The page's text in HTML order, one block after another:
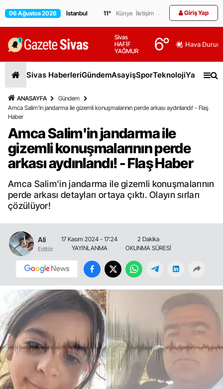
06 Ağustos 2026 11° Künye İletişim Giriş Yap
Sivas
HAFİF
YAĞMUR
6° Hava
Sivas HaberleriGündemAsayişSporTeknolojiYaşam
ANASAYFA
Gündem
Amca Salim'in jandarma ile gizemli konuşmalarının perde arkası aydınlandı! - Flaş
Haber
Amca Salim'in jandarma ile
gizemli konuşmalarının perde
arkası aydınlandı! - Flaş Haber
Amca Salim'in jandarma ile gizemli konuşmalarının
perde arkası detayları ortaya çıktı. Olayın sırları
çözülüyor!
Ali
Editör
17 Kasım 2024 - 17:24
YAYINLANMA
2 Dakika
OKUNMA SÜRESİ